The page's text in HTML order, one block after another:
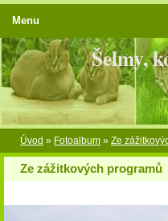
Šelmy,
Úvod » Fotoalbum » Ze
Ze zážitkových programů
Menu